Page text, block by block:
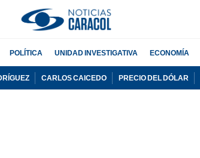
POLÍTICA UNIDAD INVESTIGATIVA ECONOMÍA
CARLOS CAICEDO PRECIO DEL DÓLAR